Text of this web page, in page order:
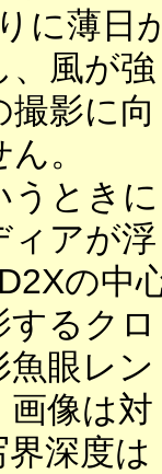
に薄日
、風が強
撮影に向
。
ときに
ィアが浮
の中
るクロ
魚眼レン
画像は対
深度は